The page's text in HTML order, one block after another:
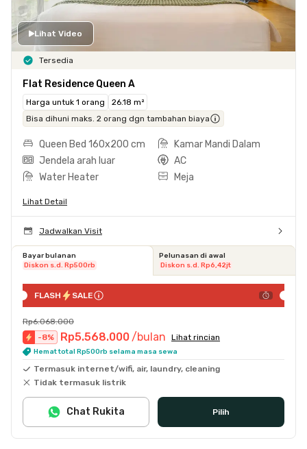
Lihat Video
Tersedia
Flat Residence Queen A
Harga untuk 1 orang
26.18 m²
Bisa dihuni maks. 2 orang dgn tambahan biaya
Queen Bed 160x200 cm
Kamar Mandi Dalam
Jendela arah luar
AC
Water Heater
Meja
Lihat Detail
Jadwalkan Visit
Bayar bulanan
Diskon s.d. Rp500rb
Pelunasan di awal
Diskon s.d. Rp6,42jt
FLASH SALE
Rp6.068.000
-8% Rp5.568.000 /bulan Lihat rincian
Hemat total Rp500rb selama masa sewa
Termasuk internet/wifi, air, laundry, cleaning
Tidak termasuk listrik
Pilih
Chat Rukita